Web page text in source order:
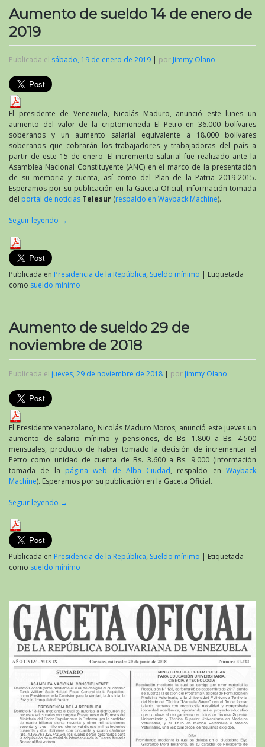
Aumento de sueldo 14 de enero de
2019
Publicada el sábado, 19 de enero de 2019 | por Jimmy Olano
El presidente de Venezuela, Nicolás Maduro, anunció este lunes un
aumento del valor de la criptomoneda El Petro en 36.000 bolívares
soberanos y un aumento salarial equivalente a 18.000 bolívares
soberanos que cobrarán los trabajadores y trabajadoras del país a
partir de este 15 de enero. El incremento salarial fue realizado ante la
Asamblea Nacional Constituyente (ANC) en el marco de la presentación
de su memoria y cuenta, así como del Plan de la Patria 2019-2015.
Esperamos por su publicación en la Gaceta Oficial, información tomada
del portal de noticias Telesur (respaldo en Wayback Machine).
Seguir leyendo →
Publicada en Presidencia de la República, Sueldo mínimo | Etiquetada
como sueldo mínimo
Aumento de sueldo 29 de
noviembre de 2018
Publicada el jueves, 29 de noviembre de 2018 | por Jimmy Olano
El Presidente venezolano, Nicolás Maduro Moros, anunció este jueves un
aumento de salario mínimo y pensiones, de Bs. 1.800 a Bs. 4.500
mensuales, producto de haber tomado la decisión de incrementar el
Petro como unidad de cuenta de Bs. 3.600 a Bs. 9.000 (información
tomada de la página web de Alba Ciudad, respaldo enWayback
Machine). Esperamos por su publicación en la Gaceta Oficial.
Seguir leyendo →
Publicada en Presidencia de la República, Sueldo mínimo | Etiquetada
como sueldo mínimo